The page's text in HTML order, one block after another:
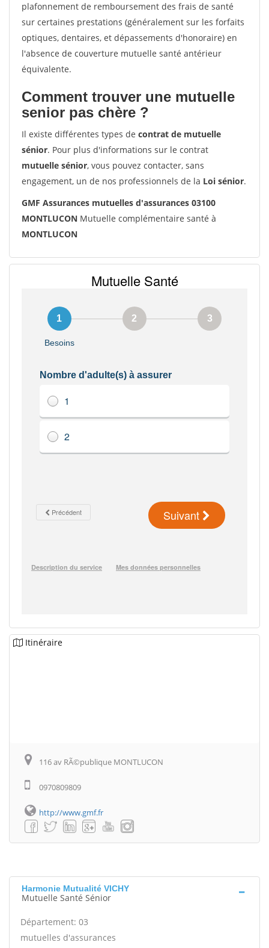
plafonnement de remboursement des frais de santé
sur certaines prestations (généralement sur les forfaits
optiques, dentaires, et dépassements d'honoraire) en
l'absence de couverture mutuelle santé antérieur
équivalente.
Comment trouver une mutuelle
senior pas chère ?
Il existe différentes types de contrat de mutuelle
sénior. Pour plus d'informations sur le contrat
mutuelle sénior, vous pouvez contacter, sans
engagement, un de nos professionnels de la Loi sénior.
GMF Assurances mutuelles d'assurances 03100
MONTLUCON Mutuelle complémentaire santé à
MONTLUCON
Itinéraire
116 av RÃ©publique MONTLUCON
0970809809
http://www.gmf.fr
Harmonie Mutualité VICHY
Mutuelle Santé Sénior
Département: 03
mutuelles d'assurances